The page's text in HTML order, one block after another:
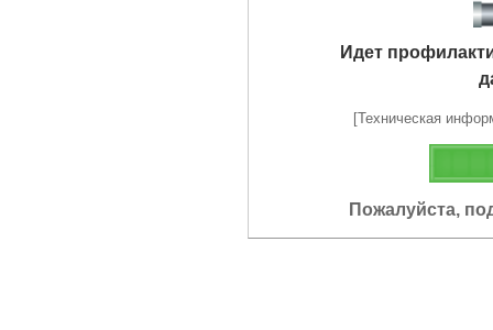
Идет
[Техническая
Пожалуйста,